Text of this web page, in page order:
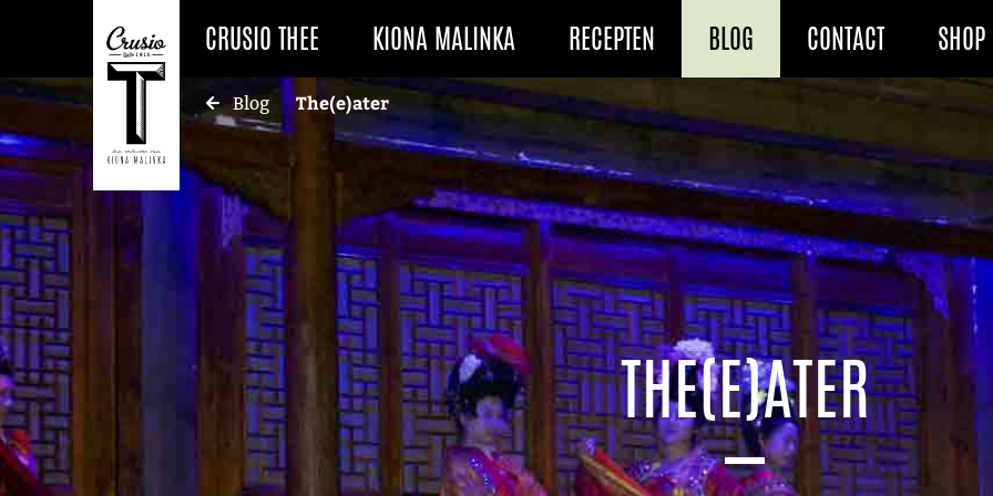
CRUSIO THEE KIONA MALINKA RECEPTEN BLOG CONTACT SHOP
Blog The(e)ater
THE(E)ATER